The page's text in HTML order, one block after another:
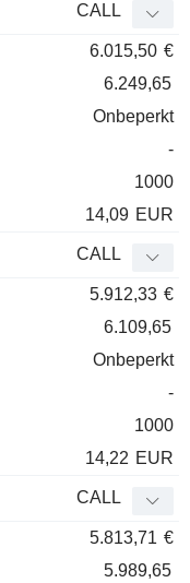
CALL
6.015,50 €
6.249,65
Onbeperkt
-
1000
14,09 EUR
CALL
5.912,33 €
6.109,65
Onbeperkt
-
1000
14,22 EUR
CALL
5.813,71 €
5.989,65